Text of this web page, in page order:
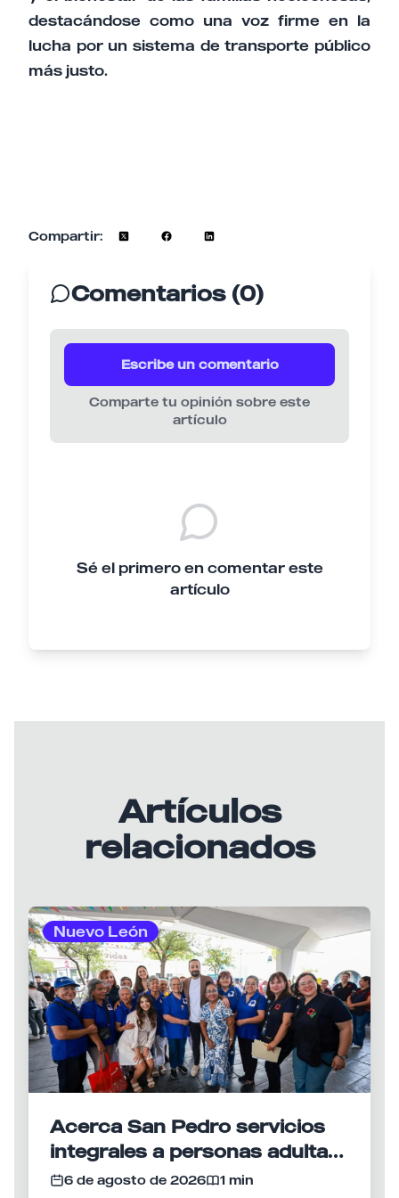
destacándose como una voz firme en la
lucha por un sistema de transporte público
más justo.
Compartir:
Comentarios (0)
Escribe un comentario
Comparte tu opinión sobre este
artículo
Sé el primero en comentar este
artículo
Artículos
relacionados
Nuevo León
Acerca San Pedro servicios
integrales a personas adultas
mayores con brigada del DIF
6 de agosto de 2026
1 min